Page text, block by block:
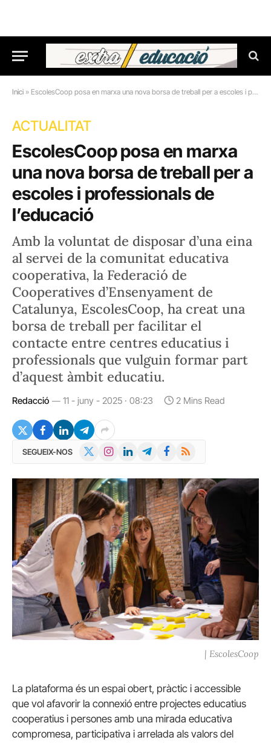
Inici » EscolesCoop posa en marxa una nova borsa de treball per a escoles i professionals de l’educació
ACTUALITAT
EscolesCoop posa en marxa
una nova borsa de treball per a
escoles i professionals de
l’educació
Amb la voluntat de disposar d’una eina
al servei de la comunitat educativa
cooperativa, la Federació de
Cooperatives d’Ensenyament de
Catalunya, EscolesCoop, ha creat una
borsa de treball per facilitar el
contacte entre centres educatius i
professionals que vulguin formar part
d’aquest àmbit educatiu.
Redacció 11 - juny - 2025 · 08:23 2 Mins Read
SEGUEIX-NOS InstagramLinkedInTelegramFacebook
RSS
| EscolesCoop
La plataforma és un espai obert, pràctic i accessible
que vol afavorir la connexió entre projectes educatius
cooperatius i persones amb una mirada educativa
compromesa, participativa i arrelada als valors del